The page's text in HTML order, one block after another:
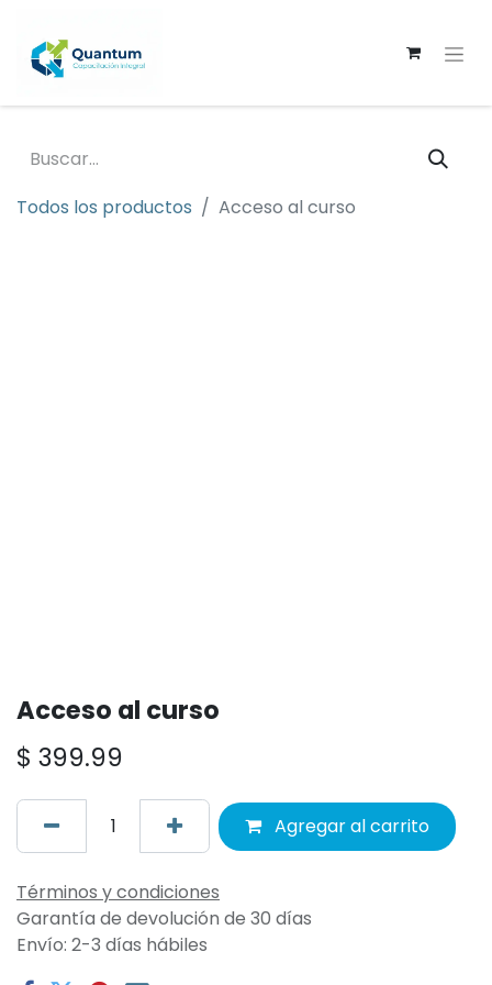
Todos los productos Acceso al curso
Acceso al curso
$ 399.99
Agregar al carrito
Términos y condiciones
Garantía de devolución de 30 días
Envío: 2-3 días hábiles